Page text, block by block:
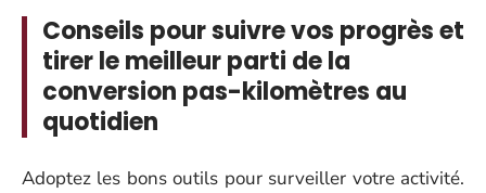
Conseils pour suivre vos progrès et
tirer le meilleur parti de la
conversion pas-kilomètres au
quotidien
Adoptez les bons outils pour surveiller votre activité.